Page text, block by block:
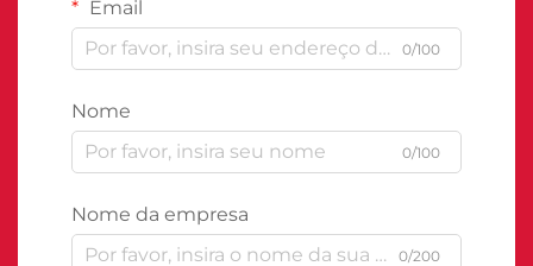
Email
0/100
Nome
0/100
Nome da empresa
0/200